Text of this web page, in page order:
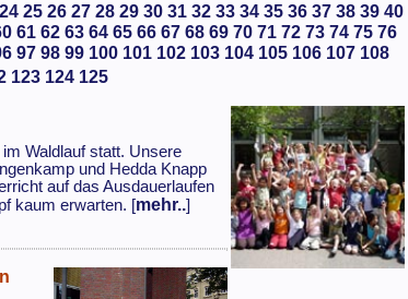
24 25 26 27 28 29 30 31 32 33 34 35 36 37 38 39 40
61 62 63 64 65 66 67 68 69 70 71 72 73 74 75 76
97 98 99 100 101 102 103 104 105 106 107 108
123 124 125
Waldlauf statt. Unsere
und Hedda Knapp
auf das Ausdauerlaufen
kaum erwarten. [mehr..]